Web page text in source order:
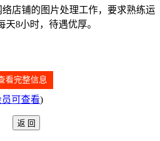
店铺的图片处理工作，要求熟练运
天8小时，待遇优厚。
看完整信息
可查看)